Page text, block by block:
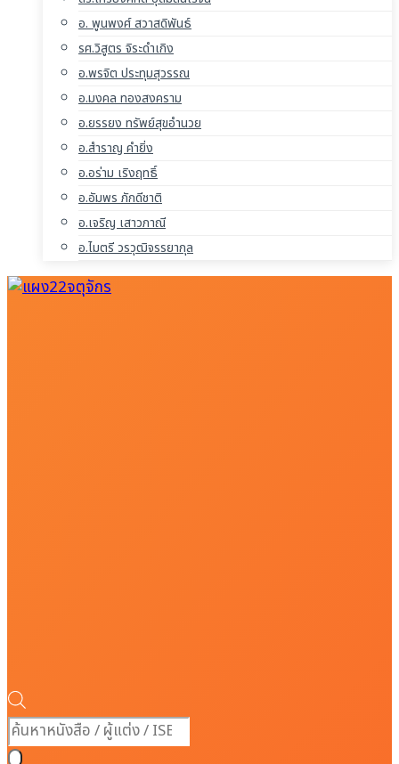
อ. พูนพงศ์ สวาสดิพันธ์
รศ.วิสูตร จิระดำเกิง
อ.พรจิต ประทุมสุวรรณ
อ.มงคล ทองสงคราม
อ.ยรรยง ทรัพย์สุขอำนวย
อ.สำราญ คำยิ่ง
อ.อร่าม เริงฤทธิ์
อ.อัมพร ภักดีชาติ
อ.เจริญ เสาวภาณี
อ.ไมตรี วรวุฒิจรรยากุล
Products
search